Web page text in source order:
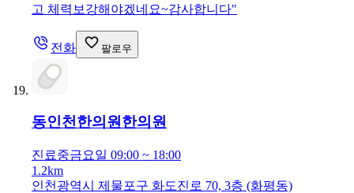
고 체력보강해야겠네요~감사합니다"
전화 팔로우
동인천한의원한의원
진료중금요일 09:00 ~ 18:00
1.2km
인천광역시 제물포구 화도진로 70, 3층 (화평동)